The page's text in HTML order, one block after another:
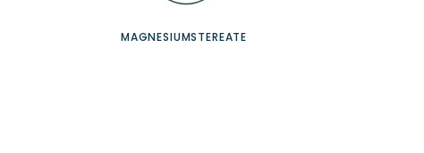
MAGNESIUMSTEREATE